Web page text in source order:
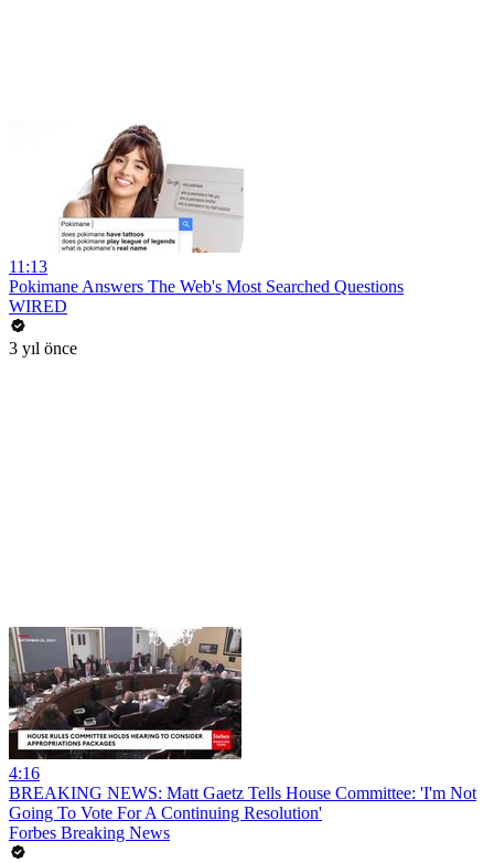
11:13
Pokimane Answers The Web's Most Searched Questions
WIRED
3 yıl önce
4:16
BREAKING NEWS: Matt Gaetz Tells House Committee: 'I'm Not
Going To Vote For A Continuing Resolution'
Forbes Breaking News